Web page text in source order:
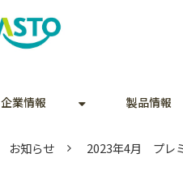
企業情報 製品情報
お知らせ 2023年4月 プレ